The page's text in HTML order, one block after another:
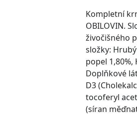
Kompletní
OBILOVIN.
živočišného
složky:
popel 1,80%,
Doplňkové
D3
tocoferyl
(síran